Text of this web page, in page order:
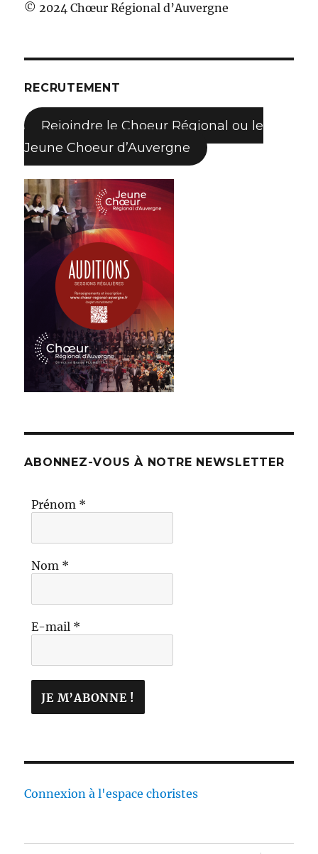
© 2024 Chœur Régional d’Auvergne
RECRUTEMENT
Rejoindre le Choeur Régional ou le
Jeune Choeur d’Auvergne
ABONNEZ-VOUS À NOTRE NEWSLETTER
Prénom *
Nom *
E-mail *
Connexion à l'espace choristes